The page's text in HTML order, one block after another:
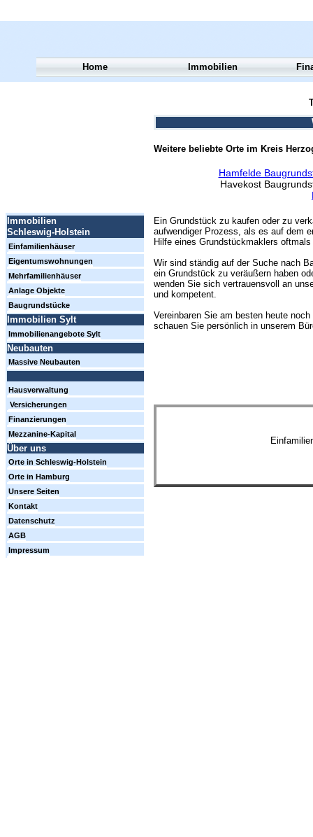
Weitere beliebte Orte im Kreis
Hamfelde
Havekost
Ein Grundstück zu kaufen oder zu
aufwendiger Prozess, als es auf dem
Hilfe eines Grundstückmaklers
Wir sind ständig auf der Suche nach
ein Grundstück zu veräußern haben
wenden Sie sich vertrauensvoll an
und kompetent.
Vereinbaren Sie am besten heute
schauen Sie persönlich in unserem
Home Immobilien
Immobilien
Schleswig-Holstein
Einfamilienhäuser
Eigentumswohnungen
Mehrfamilienhäuser
Anlage Objekte
Baugrundstücke
Immobilien Sylt
Immobilienangebote Sylt
Neubauten
Massive Neubauten
Hausverwaltung
Versicherungen
Finanzierungen
Mezzanine-Kapital
Über uns
Orte in Schleswig-Holstein
Orte in Hamburg
Unsere Seiten
Kontakt
Datenschutz
AGB
Impressum